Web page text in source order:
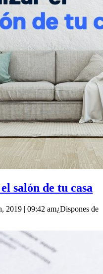
salón de tu casa
2019 | 09:42 am¿Dispones de